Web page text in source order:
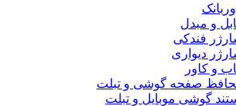
و مبدل
فندکی
دیواری
و کاور
صفحه گوشی و تبلت
گوشی موبایل و تبلت